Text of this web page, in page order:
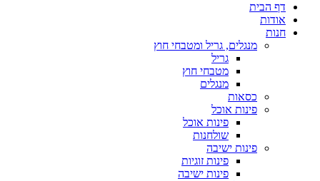
דף הבית
אודות
חנות
מנגלים, גריל ומטבחי חוץ
גריל
מטבחי חוץ
מנגלים
כסאות
פינות אוכל
פינות אוכל
שולחנות
פינות ישיבה
פינות זוגיות
פינות ישיבה